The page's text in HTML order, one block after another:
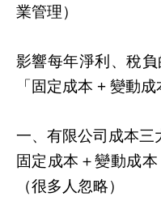
業管理）
影響每年淨利、稅負
「固定成本 + 變動成
一、有限公司成本三
固定成本＋變動成
（很多人忽略）